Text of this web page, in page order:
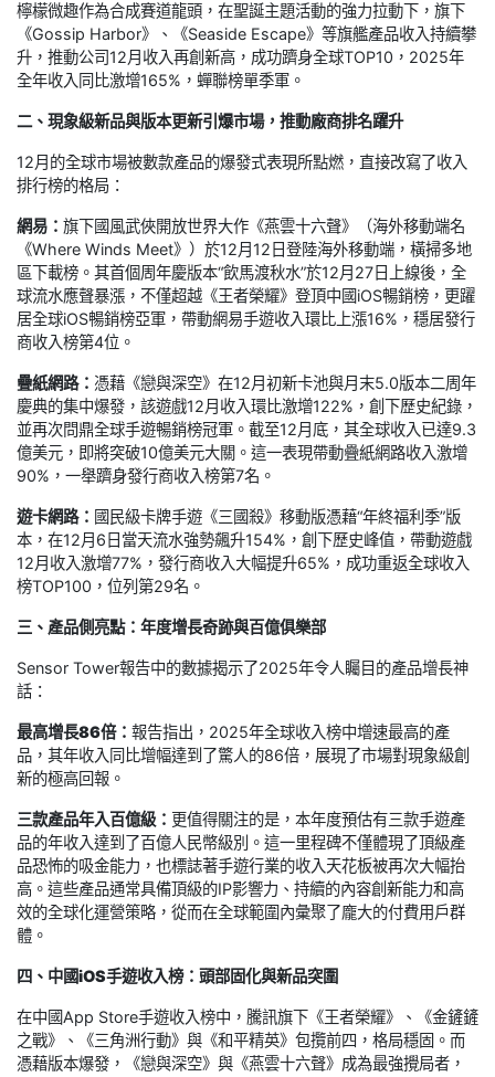
檸檬微趣作為合成賽道龍頭，在聖誕主題活動的強力拉動下，旗下
《Gossip Harbor》、《Seaside Escape》等旗艦產品收入持續攀
升，推動公司12月收入再創新高，成功躋身全球TOP10，2025年
全年收入同比激增165%，蟬聯榜單季軍。
二、現象級新品與版本更新引爆市場，推動廠商排名躍升
12月的全球市場被數款產品的爆發式表現所點燃，直接改寫了收入
排行榜的格局：
網易： 旗下國風武俠開放世界大作《燕雲十六聲》（海外移動端名
《Where Winds Meet》）於12月12日登陸海外移動端，橫掃多地
區下載榜。其首個周年慶版本“飲馬渡秋水”於12月27日上線後，全
球流水應聲暴漲，不僅超越《王者榮耀》登頂中國iOS暢銷榜，更躍
居全球iOS暢銷榜亞軍，帶動網易手遊收入環比上漲16%，穩居發行
商收入榜第4位。
疊紙網路： 憑藉《戀與深空》在12月初新卡池與月末5.0版本二周年
慶典的集中爆發，該遊戲12月收入環比激增122%，創下歷史紀錄，
並再次問鼎全球手遊暢銷榜冠軍。截至12月底，其全球收入已達9.3
億美元，即將突破10億美元大關。這一表現帶動疊紙網路收入激增
90%，一舉躋身發行商收入榜第7名。
遊卡網路： 國民級卡牌手遊《三國殺》移動版憑藉“年終福利季”版
本，在12月6日當天流水強勢飆升154%，創下歷史峰值，帶動遊戲
12月收入激增77%，發行商收入大幅提升65%，成功重返全球收入
榜TOP100，位列第29名。
三、產品側亮點：年度增長奇跡與百億俱樂部
Sensor Tower報告中的數據揭示了2025年令人矚目的產品增長神
話：
最高增長86倍： 報告指出，2025年全球收入榜中增速最高的產
品，其年收入同比增幅達到了驚人的86倍，展現了市場對現象級創
新的極高回報。
三款產品年入百億級： 更值得關注的是，本年度預估有三款手遊產
品的年收入達到了百億人民幣級別。這一里程碑不僅體現了頂級產
品恐怖的吸金能力，也標誌著手遊行業的收入天花板被再次大幅抬
高。這些產品通常具備頂級的IP影響力、持續的內容創新能力和高
效的全球化運營策略，從而在全球範圍內彙聚了龐大的付費用戶群
體。
四、中國iOS手遊收入榜：頭部固化與新品突圍
在中國App Store手遊收入榜中，騰訊旗下《王者榮耀》、《金鏟鏟
之戰》、《三角洲行動》與《和平精英》包攬前四，格局穩固。而
憑藉版本爆發，《戀與深空》與《燕雲十六聲》成為最強攪局者，